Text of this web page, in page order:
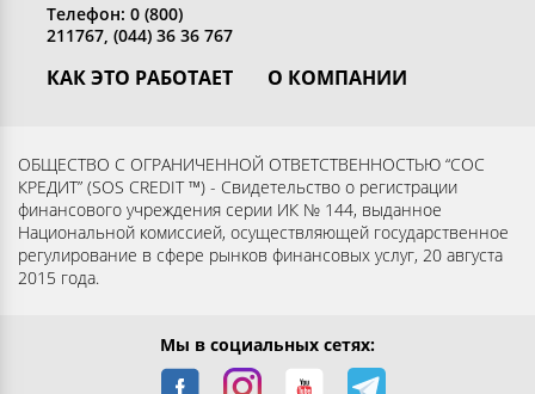
КАК ЭТО РАБОТАЕТ
Вернуть кредит
Вопросы и ответы
Партнерам
О КОМПАНИИ
Раскрытие информации
Контакты
Согласие субъекта на
обработку персональных
Телефон: 0 (800)
211767, (044) 36 36 767
ОБЩЕСТВО С ОГРАНИЧЕННОЙ ОТВЕТСТВЕННОСТЬЮ “СОС
КРЕДИТ” (SOS CREDIT ™) - Свидетельство о регистрации
финансового учреждения серии ИК № 144, выданное
Национальной комиссией, осуществляющей государственное
регулирование в сфере рынков финансовых услуг, 20 августа
2015 года.
Мы в социальных сетях: